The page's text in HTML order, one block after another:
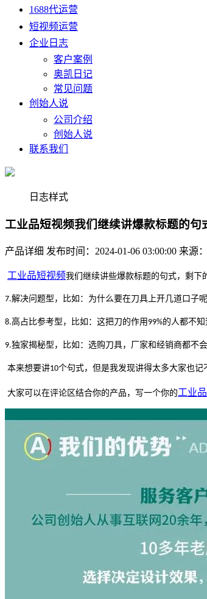
1688代运营
短视频运营
企业日志
客户案例
奥凯日记
常见问题
创始人说
公司介绍
创始人说
联系我们
日志样式
工业品短视频我们继续讲爆款标题的句
产品详细 发布时间：2024-01-06 03:00:00 来源
工业品短视频我们继续讲些爆款标题的句式，剩下
7.解决问题型，比如：为什么要在刀具上开几道口子
8.高占比参考型，比如：这把刀的作用 99%的人都不
9.独家揭秘型，比如：选购刀具，厂家和经销商都不
本来想要讲10个句式，但是我发现讲得太多大家也记
大家可以在评论区结合你的产品，写一个你的工业